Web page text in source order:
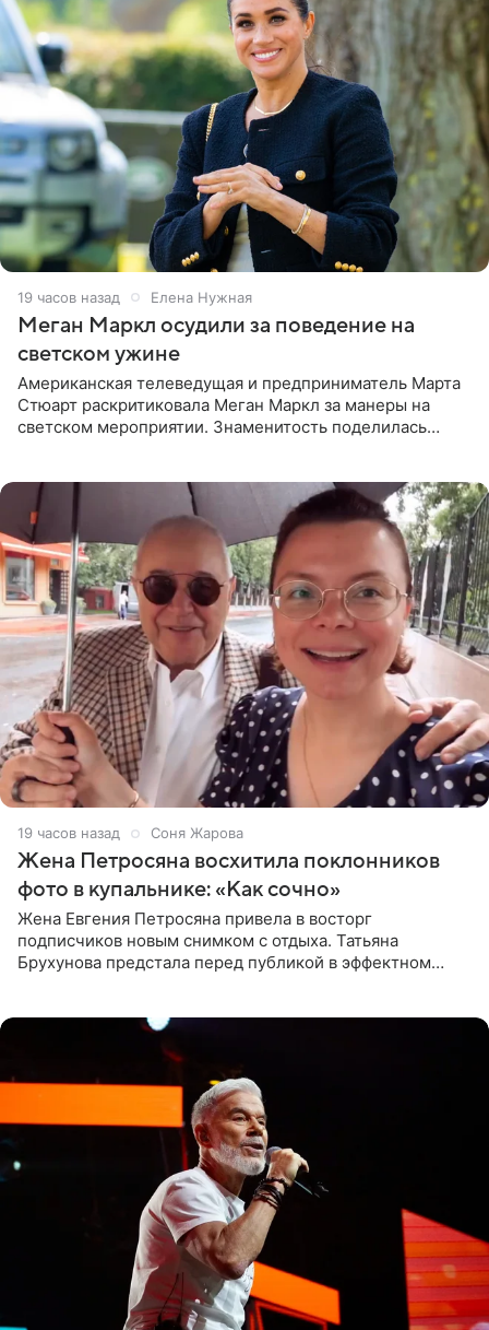
19 часов назад Елена Нужная
Меган Маркл осудили за поведение на
светском ужине
Американская телеведущая и предприниматель Марта
Стюарт раскритиковала Меган Маркл за манеры на
светском мероприятии. Знаменитость поделилась
19 часов назад Соня Жарова
Жена Петросяна восхитила поклонников
фото в купальнике: «Как сочно»
Жена Евгения Петросяна привела в восторг
подписчиков новым снимком с отдыха. Татьяна
Брухунова предстала перед публикой в эффектном